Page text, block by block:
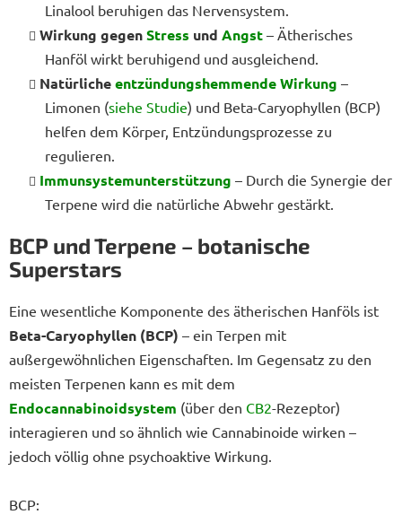
Linalool beruhigen das Nervensystem.
Wirkung gegenStress und Angst – Ätherisches
Hanföl wirkt beruhigend und ausgleichend.
Natürlicheentzündungshemmende Wirkung –
Limonen (siehe Studie) und Beta-Caryophyllen (BCP)
helfen dem Körper, Entzündungsprozesse zu
regulieren.
Immunsystemunterstützung – Durch die Synergie der
Terpene wird die natürliche Abwehr gestärkt.
BCP und Terpene – botanische
Superstars
Eine wesentliche Komponente des ätherischen Hanföls ist
Beta-Caryophyllen (BCP) – ein Terpen mit
außergewöhnlichen Eigenschaften. Im Gegensatz zu den
meisten Terpenen kann es mit dem
Endocannabinoidsystem (über den CB2-Rezeptor)
interagieren und so ähnlich wie Cannabinoide wirken –
jedoch völlig ohne psychoaktive Wirkung.
BCP: